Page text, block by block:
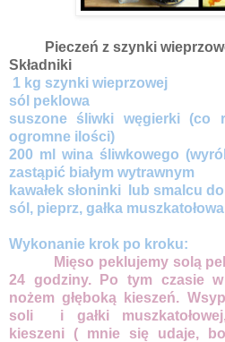
Pieczeń z szynki
Składniki
1 kg szynki wieprzowej
sól peklowa
suszone śliwki węgierki (co
ogromne ilości)
200 ml wina śliwkowego
zastąpić białym wytrawnym
kawałek słoninki lub smalcu
sól, pieprz, gałka
Wykonanie krok po kroku:
Mięso peklujemy solą
24 godziny. Po tym czasie
nożem głęboką kieszeń.
soli i gałki
kieszeni ( mnie się udaje,